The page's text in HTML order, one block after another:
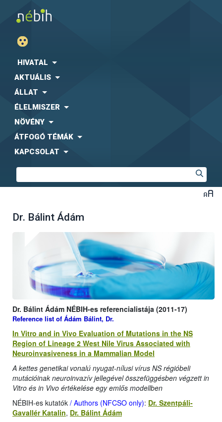
HIVATAL
AKTUÁLIS
ÁLLAT
ÉLELMISZER
NÖVÉNY
ÁTFOGÓ TÉMÁK
KAPCSOLAT
Dr. Bálint Ádám
Dr. Bálint Ádám NÉBIH-es referencialistája (2011-17)
Reference list of Ádám Bálint, Dr.
In Vitro and in Vivo Evaluation of Mutations in the NS
Region of Lineage 2 West Nile Virus Associated with
Neuroinvasiveness in a Mammalian Model
A kettes genetikai vonalú nyugat-nílusi vírus NS régióbeli
mutációinak neuroinvazív jellegével összefüggésben végzett in
Vitro és in Vivo értékelése egy emlős modellben
NÉBIH-es kutatók / Authors (NFCSO only): Dr. Szentpáli-
Gavallér Katalin, Dr. Bálint Ádám